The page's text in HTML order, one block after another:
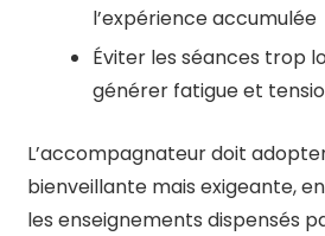
l’expérience accumulée
Éviter les séances trop
générer fatigue et
L’accompagnateur doit
bienveillante mais exigeante,
les enseignements dispensés